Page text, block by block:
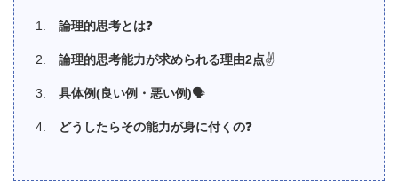
論理的思考とは❓
論理的思考能力が求められる理由2点✌️
具体例(良い例・悪い例)🗣
どうしたらその能力が身に付くの❓